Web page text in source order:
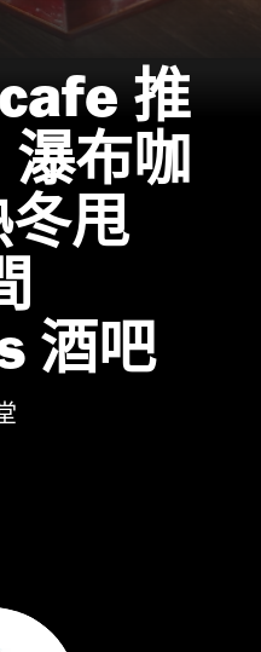
推
布咖
甩
酒吧